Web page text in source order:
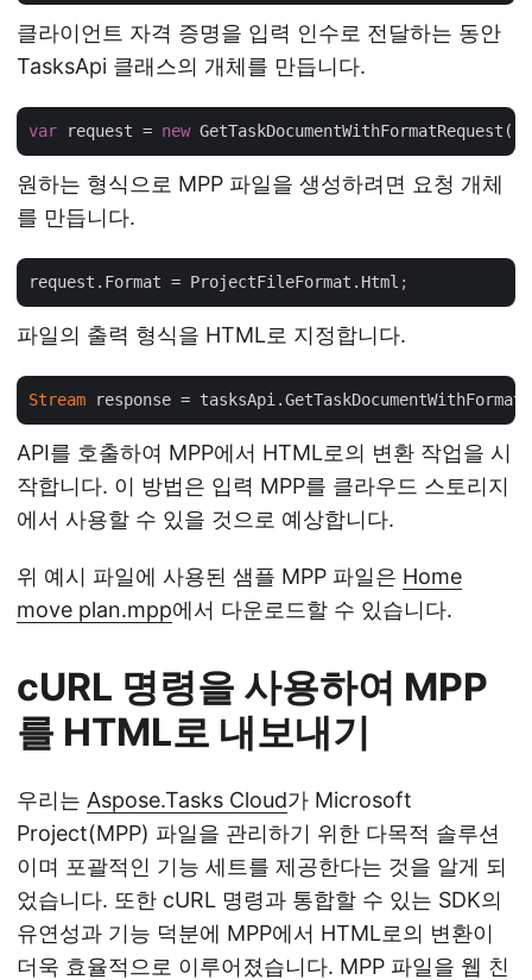
클라이언트 자격 증명을 입력 인수로 전달하는 동안
TasksApi 클래스의 개체를 만듭니다.
var request = new
원하는 형식으로 MPP 파일을 생성하려면 요청 개체
를 만듭니다.
request.Format = ProjectFileFormat.Html ;
파일의 출력 형식을 HTML로 지정합니다.
Stream
API를 호출하여 MPP에서 HTML로의 변환 작업을 시
작합니다. 이 방법은 입력 MPP를 클라우드 스토리지
에서 사용할 수 있을 것으로 예상합니다.
위 예시 파일에 사용된 샘플 MPP 파일은 Home
move plan.mpp에서 다운로드할 수 있습니다.
cURL 명령을 사용하여 MPP
를 HTML로 내보내기
우리는 Aspose.Tasks Cloud가 Microsoft
Project(MPP) 파일을 관리하기 위한 다목적 솔루션
이며 포괄적인 기능 세트를 제공한다는 것을 알게 되
었습니다. 또한 cURL 명령과 통합할 수 있는 SDK의
유연성과 기능 덕분에 MPP에서 HTML로의 변환이
더욱 효율적으로 이루어졌습니다. MPP 파일을 웹 친